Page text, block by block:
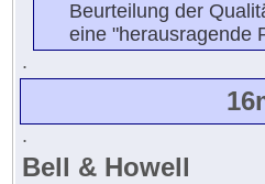
Beurteilung der
eine "herausragende
.
.
Bell & Howell